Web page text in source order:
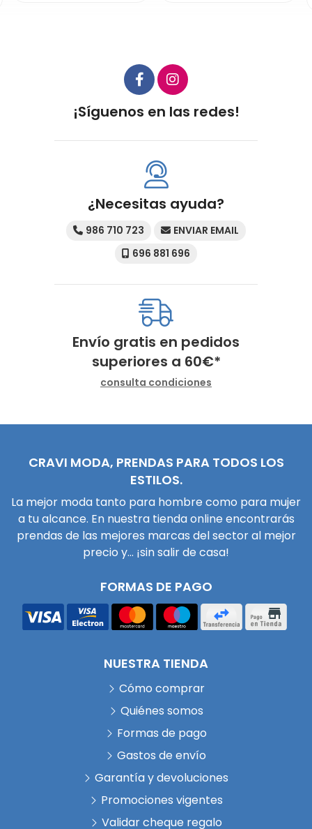
¡Síguenos en las redes!
¿Necesitas ayuda?
986 710 723
ENVIAR EMAIL
696 881 696
Envío gratis en pedidos
superiores a 60€*
consulta condiciones
CRAVI MODA, PRENDAS PARA TODOS LOS
ESTILOS.
La mejor moda tanto para hombre como para mujer
a tu alcance. En nuestra tienda online encontrarás
prendas de las mejores marcas del sector al mejor
precio y... ¡sin salir de casa!
FORMAS DE PAGO
NUESTRA TIENDA
Cómo comprar
Quiénes somos
Formas de pago
Gastos de envío
Garantía y devoluciones
Promociones vigentes
Validar cheque regalo